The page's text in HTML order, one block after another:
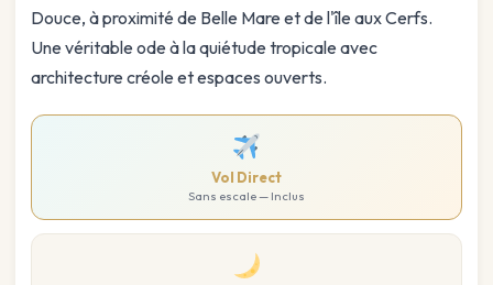
Douce, à proximité de Belle Mare et de l'île aux Cerfs.
Une véritable ode à la quiétude tropicale avec
architecture créole et espaces ouverts.
Vol Direct
Sans escale — Inclus